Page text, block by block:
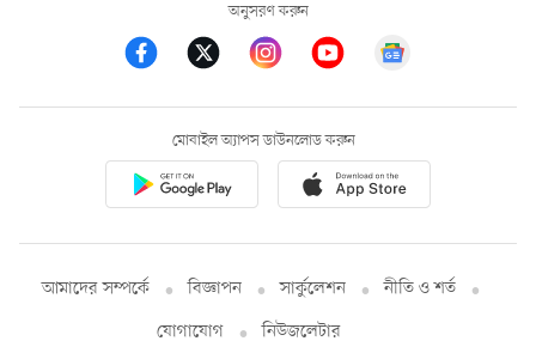
অনুসরণ করুন
মোবাইল অ্যাপস ডাউনলোড করুন
আমাদের সম্পর্কে বিজ্ঞাপন সার্কুলেশন
নীতি ও শর্ত
যোগাযোগ
নিউজলেটার